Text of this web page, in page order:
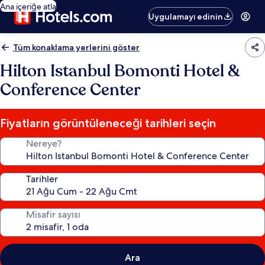
Ana içeriğe atla
Uygulamayı edinin
Tüm konaklama yerlerini göster
Hilton Istanbul Bomonti Hotel &
Conference Center
Fiyatların görüntüleneceği tarihleri seçin
Nereye?
Tarihler
Misafir sayısı
Ara